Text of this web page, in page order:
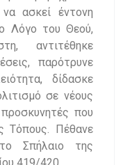
ασκεί έντονη
Λόγο του Θεού,
αντιτέθηκε
παρότρυνε
δίδασκε
σε νέους
που
Τόπους. Πέθανε
Σπήλαιο της